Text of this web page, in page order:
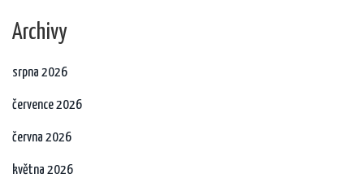
Archivy
srpna 2026
července 2026
června 2026
května 2026